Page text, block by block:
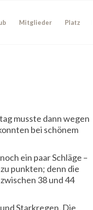
Mitglieder Platz
musste dann wegen
bei schönem
ein paar Schläge –
punkten; denn die
38 und 44
Starkregen. Die